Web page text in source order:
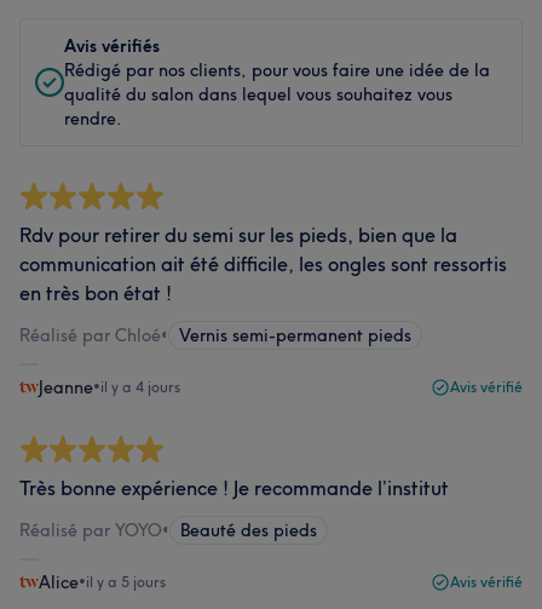
Avis vérifiés
Rédigé par nos clients, pour vous faire une idée de la
qualité du salon dans lequel vous souhaitez vous
rendre.
Rdv pour retirer du semi sur les pieds, bien que la
communication ait été difficile, les ongles sont ressortis
en très bon état !
Réalisé par Chloé• Vernis semi-permanent pieds
Jeanne•il y a 4 jours Avis vérifié
Très bonne expérience ! Je recommande l’institut
Réalisé par YOYO• Beauté des pieds
Alice•il y a 5 jours Avis vérifié